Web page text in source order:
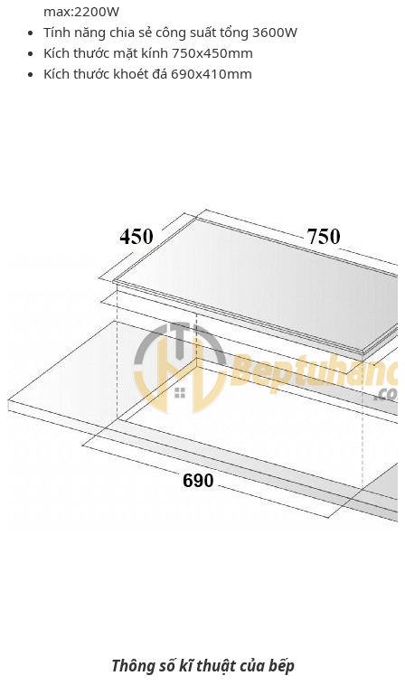
max:2200W
Tính năng chia sẻ công suất tổng 3600W
Kích thước mặt kính 750x450mm
Kích thước khoét đá 690x410mm
Thông số kĩ thuật của bếp